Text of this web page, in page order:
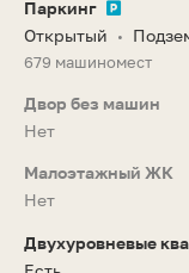
Паркинг
Открытый
•
679 машиномест
Двор без машин
Нет
Малоэтажный ЖК
Нет
Двухуровневые